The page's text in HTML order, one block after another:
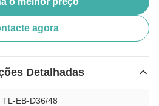
agora
Detalhadas
TL-EB-D36/48